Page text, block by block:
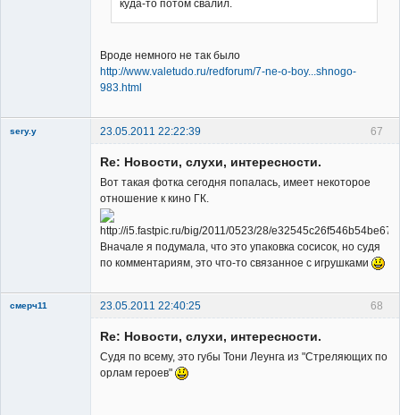
куда-то потом свалил.
Вроде немного не так было
http://www.valetudo.ru/redforum/7-ne-o-boy...shnogo-
983.html
67
sery.y 23.05.2011 22:22:39
Re: Новости, слухи, интересности.
Вот такая фотка сегодня попалась, имеет некоторое
отношение к кино ГК.
Вначале я подумала, что это упаковка сосисок, но судя
по комментариям, это что-то связанное с игрушками
68
смерч11
23.05.2011 22:40:25
Re: Новости, слухи, интересности.
Судя по всему, это губы Тони Леунга из "Стреляющих по
орлам героев"